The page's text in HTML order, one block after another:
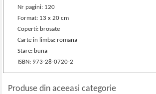
Nr pagini: 120
Format: 13 x 20 cm
Coperti: brosate
Carte in limba: romana
Stare: buna
ISBN: 973-28-0720-2
Produse din aceeasi categorie